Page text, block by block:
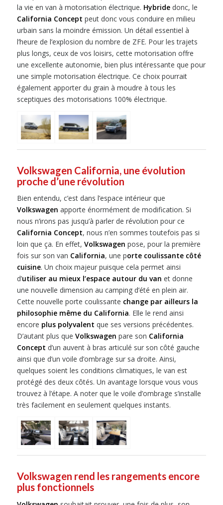
la vie en van à motorisation électrique. Hybridedonc, le
California Concept peut donc vous conduire en milieu
urbain sans la moindre émission. Un détail essentiel à
l’heure de l’explosion du nombre de ZFE. Pour les trajets
plus longs, ceux de vos loisirs, cette motorisation offre
une excellente autonomie, bien plus intéressante que pour
une simple motorisation électrique. Ce choix pourrait
également apporter du grain à moudre à tous les
sceptiques des motorisations 100% électrique.
Volkswagen California, une évolution
proche d’une révolution
Bien entendu, c’est dans l’espace intérieur que
Volkswagen apporte énormément de modification. Si
nous n’irons pas jusqu’à parler de révolution pour ce
California Concept, nous n’en sommes toutefois pas si
loin que ça. En effet, Volkswagen pose, pour la première
fois sur son van California, une porte coulissante côté
cuisine. Un choix majeur puisque cela permet ainsi
d’utiliser au mieux l’espace autour du van et donne
une nouvelle dimension au camping d’été en plein air.
Cette nouvelle porte coulissante change par ailleurs la
philosophie même du California. Elle le rend ainsi
encore plus polyvalent que ses versions précédentes.
D’autant plus que Volkswagen pare son California
Concept d’un auvent à bras articulé sur son côté gauche
ainsi que d’un voile d’ombrage sur sa droite. Ainsi,
quelques soient les conditions climatiques, le van est
protégé des deux côtés. Un avantage lorsque vous vous
trouvez à l’étape. A noter que le voile d’ombrage s’installe
très facilement en seulement quelques instants.
Volkswagen rend les rangements encore
plus fonctionnels